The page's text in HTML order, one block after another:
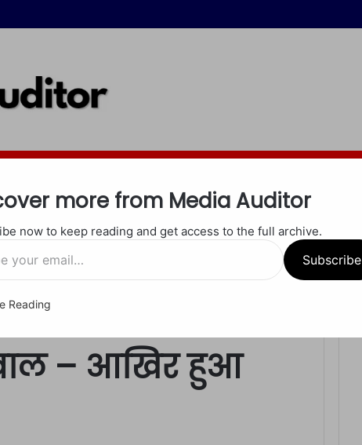
उठते सवाल – आखिर हुआ क्या था इंग्लैंड में?
सांस और सोशल
– आखिर हुआ
more from Media Auditor
now to keep reading and get access to the full archive.
Subscribe
Reading